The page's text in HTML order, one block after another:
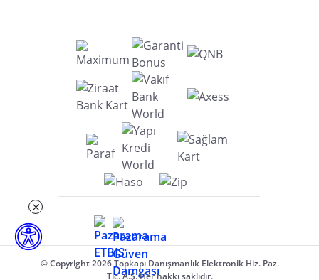
© Copyright 2026 Topkapı Danışmanlık Elektronik Hiz. Paz.
Tic. A.Ş. Her hakkı saklıdır.